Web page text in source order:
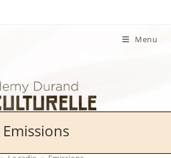
Menu
Emissions